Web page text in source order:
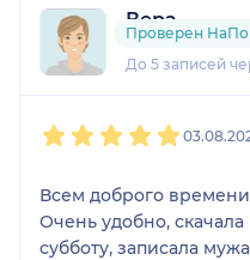
Вера
1 отзыв
До 5 записей
Проверен
Всем доброго времени
Очень удобно,
субботу, записала